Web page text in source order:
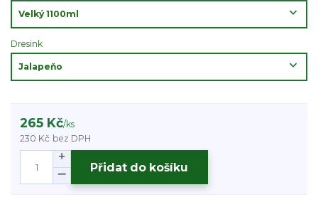
Dresink
265 Kč/ks
230 Kč bez DPH
Přidat do košíku